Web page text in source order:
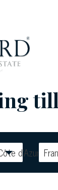
d'Azur